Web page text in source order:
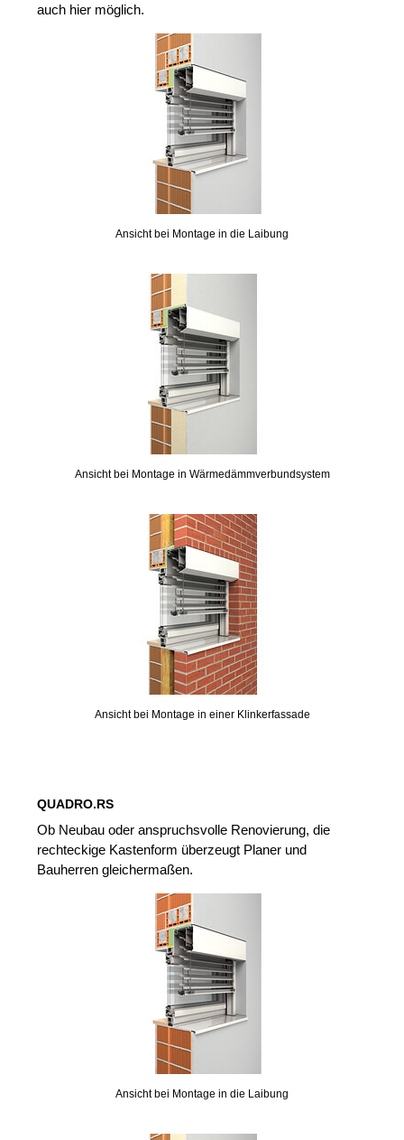
auch hier möglich.
Ansicht bei Montage in die Laibung
Ansicht bei Montage in Wärmedämmverbundsystem
Ansicht bei Montage in einer Klinkerfassade
QUADRO.RS
Ob Neubau oder anspruchsvolle Renovierung, die
rechteckige Kastenform überzeugt Planer und
Bauherren gleichermaßen.
Ansicht bei Montage in die Laibung